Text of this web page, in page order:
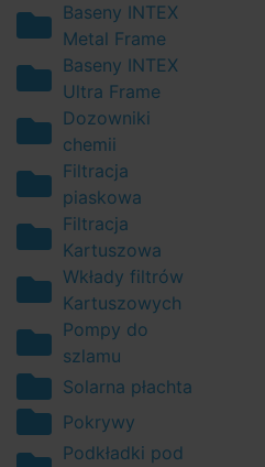
Baseny INTEX
Metal Frame
Baseny INTEX
Ultra Frame
Dozowniki
chemii
Filtracja
piaskowa
Filtracja
Kartuszowa
Wkłady filtrów
Kartuszowych
Pompy do
szlamu
Solarna płachta
Pokrywy
Podkładki pod